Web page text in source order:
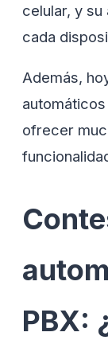
celular, y
cada
Además,
ofrecer
PBX: